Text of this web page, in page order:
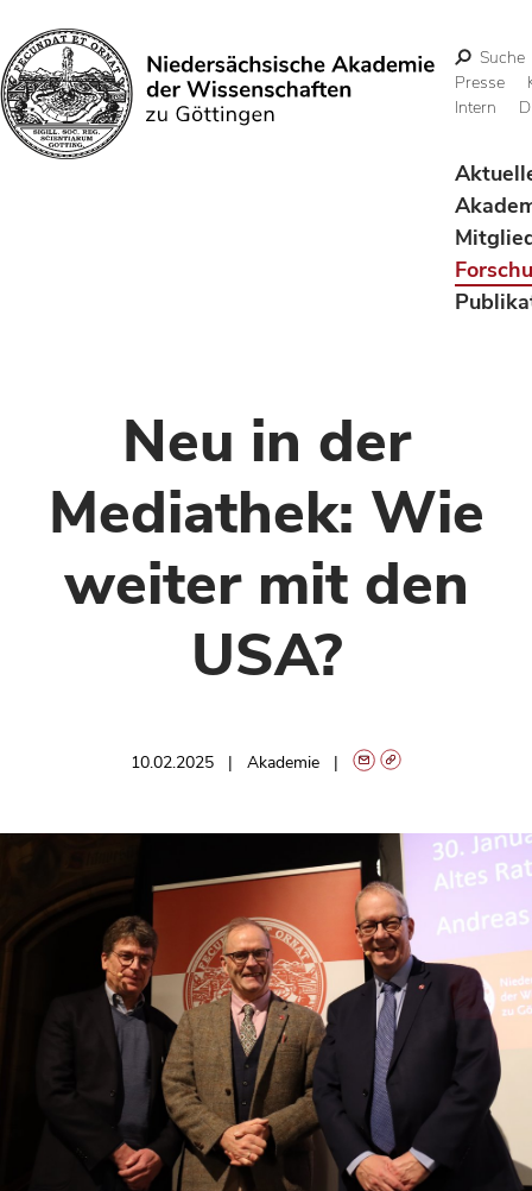
Suchen
Suche
Presse
Intern
Neu in der
Mediathek: Wie
weiter mit den
USA?
10.02.2025 Akademie